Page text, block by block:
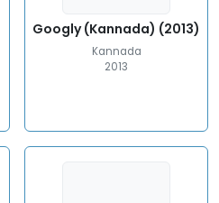
Googly (Kannada) (2013)
Kannada
2013